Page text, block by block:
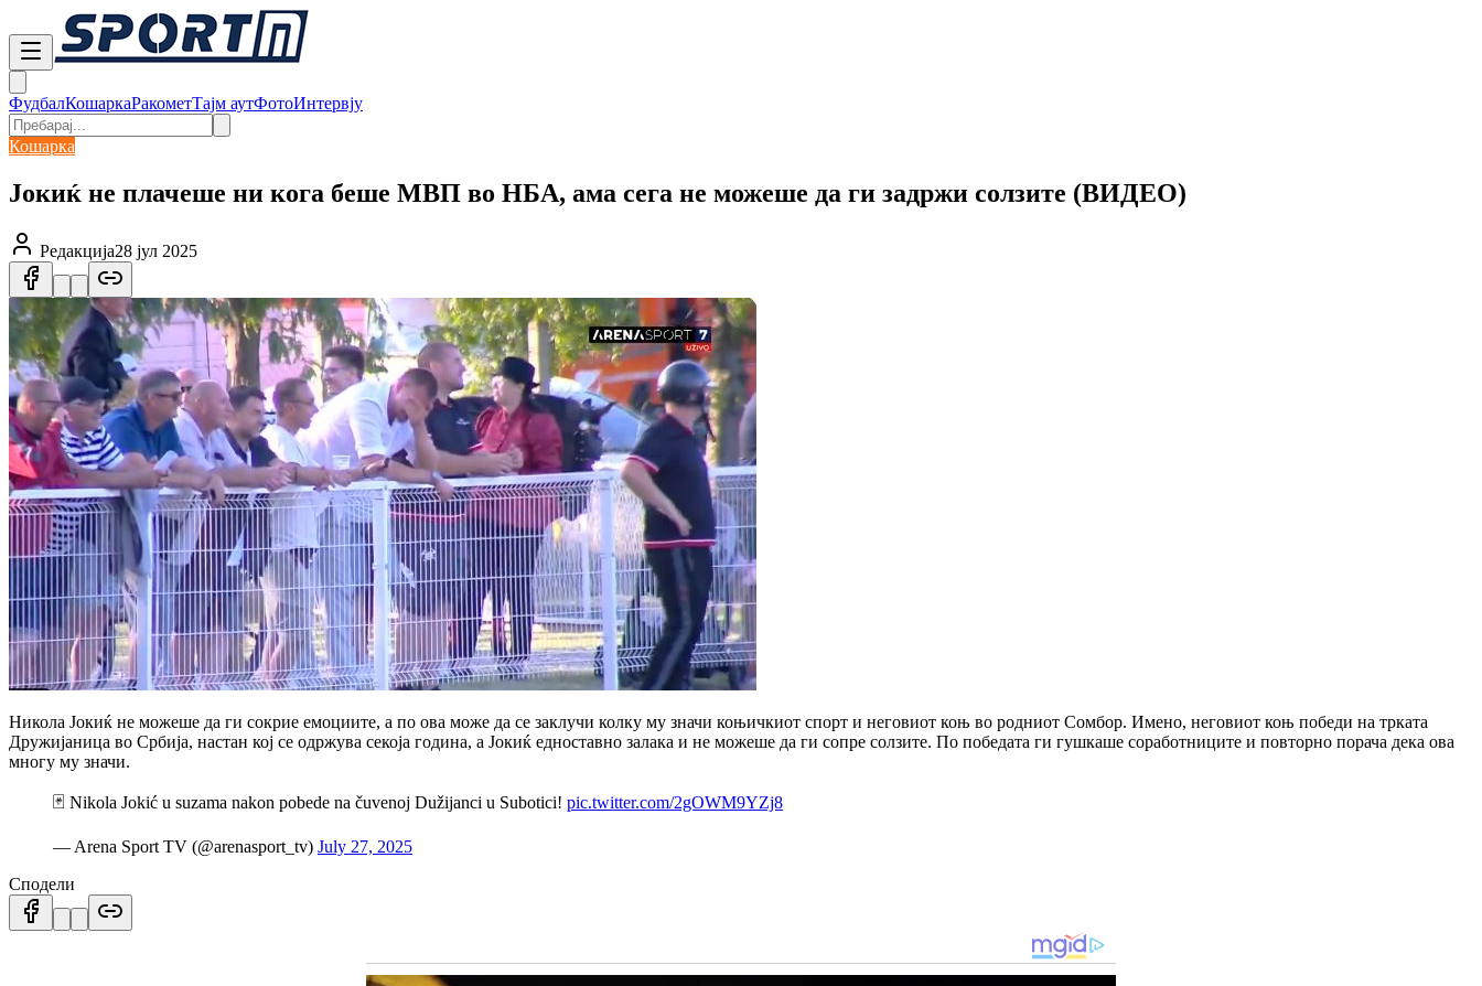
ФудбалКошаркаРакометТајм аутФотоИнтервју
Кошарка
Јокиќ не плачеше ни кога беше МВП во НБА, ама сега не можеше да ги задржи солзите (ВИДЕО)
Редакција28 јул 2025
Никола Јокиќ не можеше да ги сокрие емоциите, а по ова може да се заклучи колку му значи коњичкиот спорт и неговиот коњ во родниот Сомбор. Имено, неговиот коњ победи на трката
Дружијаница во Србија, настан кој се одржува секоја година, а Јокиќ едноставно залака и не можеше да ги сопре солзите. По победата ги гушкаше соработниците и повторно порача дека ова
многу му значи.
🃏 Nikola Jokić u suzama nakon pobede na čuvenoj Dužijanci u Subotici! pic.twitter.com/2gOWM9YZj8
— Arena Sport TV (@arenasport_tv) July 27, 2025
Сподели